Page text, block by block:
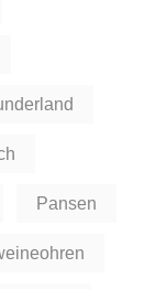
Pansen